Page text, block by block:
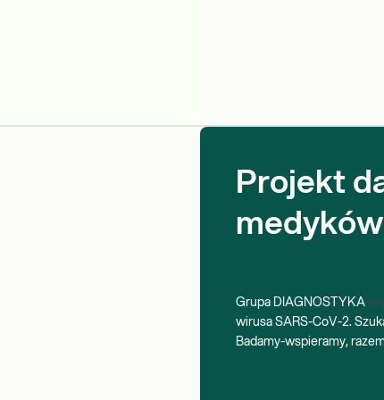
Projekt
medyków
Grupa DIAGNOSTYKA
wirusa SARS-CoV-2.
Badamy-wspieramy,